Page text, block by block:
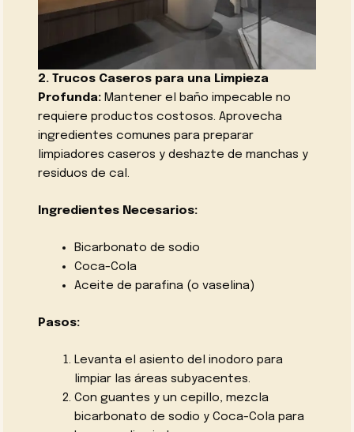
2. Trucos Caseros para una Limpieza
Profunda: Mantener el baño impecable no
requiere productos costosos. Aprovecha
ingredientes comunes para preparar
limpiadores caseros y deshazte de manchas y
residuos de cal.
Ingredientes Necesarios:
Bicarbonato de sodio
Coca-Cola
Aceite de parafina (o vaselina)
Pasos:
Levanta el asiento del inodoro para
limpiar las áreas subyacentes.
Con guantes y un cepillo, mezcla
bicarbonato de sodio y Coca-Cola para